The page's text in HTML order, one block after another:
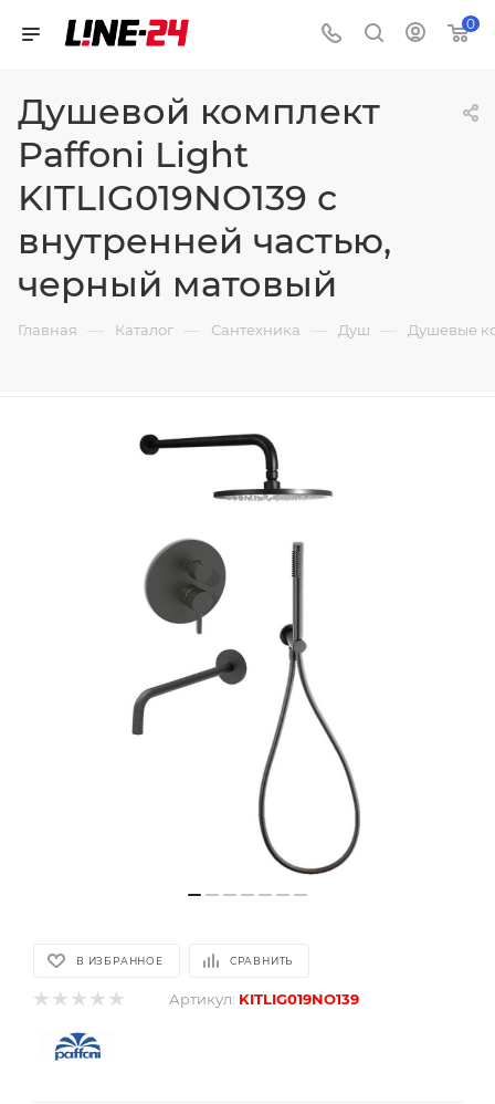
0
Душевой комплект
Paffoni Light
KITLIG019NO139 с
внутренней частью,
черный матовый
Главная — Каталог — Сантехника — Душ — Душевые
В ИЗБРАННОЕ СРАВНИТЬ
Артикул: KITLIG019NO139